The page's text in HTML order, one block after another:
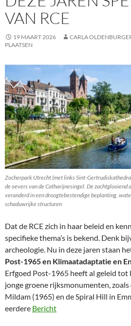
VAN RCE
19 MAART 2026 CARLA
PLAATSEN
Zocherpark Utrecht (met links Sint-
de oevers van de Catharijnesingel. De zachtglooiend
veranderd in een droogtebestendige beplanting,
schaduwrijke structuren
Dat de RCE zich in haar beleid en
specifieke thema’s is bekend. Denk
archeologie. Nu in deze jaren staan
Post-1965 en Klimaatadaptatie en
Erfgoed Post-1965 heeft al geleid tot
jonge groene rijksmonumenten,
Mildam (1965) en de Spiral Hill in
eerdere Bericht